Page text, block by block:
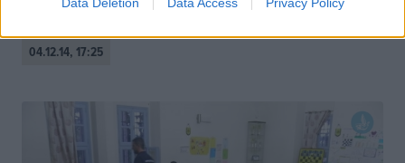
Δωδεκάνησα, να αντιμετωπίζει ...
04.12.14, 17:25